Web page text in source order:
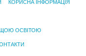
КОРИСНА ІНФОРМАЦІЯ
ОСВІТОЮ